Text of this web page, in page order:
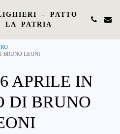
- PATTO
LA PATRIA
BRUNO LEONI
APRILE IN
DI BRUNO